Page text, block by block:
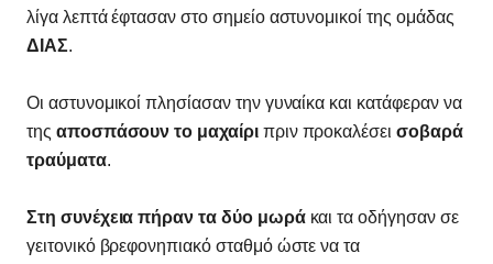
λίγα λεπτά έφτασαν στο σημείο αστυνομικοί της ομάδας
ΔΙΑΣ.
Οι αστυνομικοί πλησίασαν την γυναίκα και κατάφεραν να
της αποσπάσουν το μαχαίριπριν προκαλέσει σοβαρά
τραύματα.
Στη συνέχεια πήραν τα δύο μωράκαι τα οδήγησαν σε
γειτονικό βρεφονηπιακό σταθμό ώστε να τα